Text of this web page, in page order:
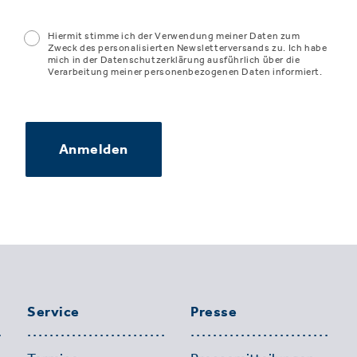
Hiermit stimme ich der Verwendung meiner Daten zum
Zweck des personalisierten Newsletterversands zu. Ich habe
mich in der Datenschutzerklärung ausführlich über die
Verarbeitung meiner personenbezogenen Daten informiert.
Anmelden
Service Presse